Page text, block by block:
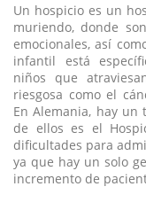
Un hospicio es un
muriendo, donde
emocionales, así
infantil está
niños que
riesgosa como el
En Alemania, hay
de ellos es el
dificultades para
ya que hay un solo
incremento de